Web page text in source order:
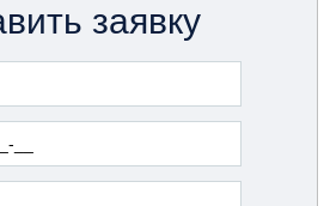
заявку